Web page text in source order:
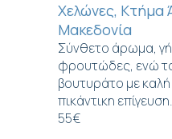
Χελώνες, Κτήμα
Μακεδονία
Σύνθετο άρωμα,
φρουτώδες, ενώ
βουτυράτο με
πικάντικη επίγευση.
55€